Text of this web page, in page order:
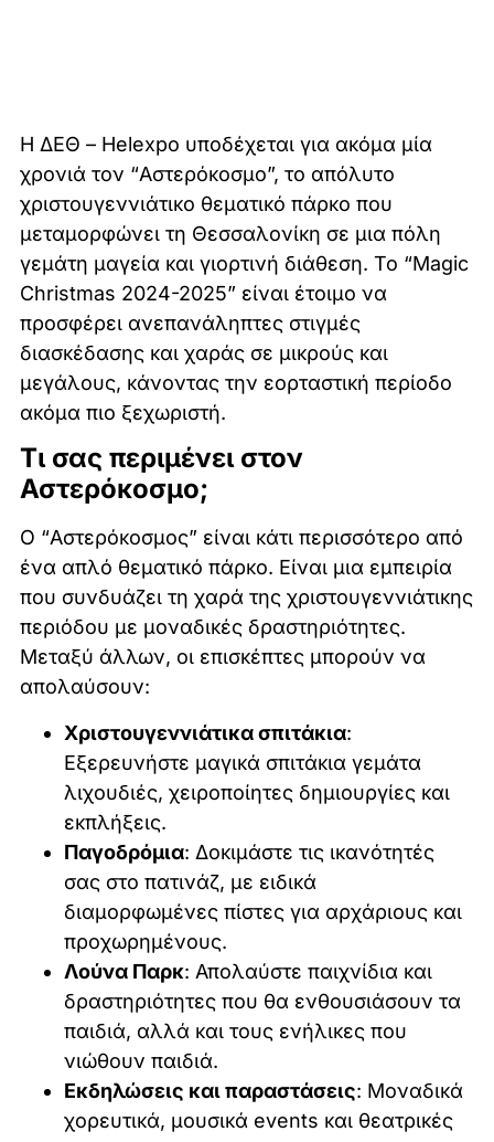
Η ΔΕΘ – Helexpo υποδέχεται για ακόμα μία
χρονιά τον “Αστερόκοσμο”, το απόλυτο
χριστουγεννιάτικο θεματικό πάρκο που
μεταμορφώνει τη Θεσσαλονίκη σε μια πόλη
γεμάτη μαγεία και γιορτινή διάθεση. Το “Magic
Christmas 2024-2025” είναι έτοιμο να
προσφέρει ανεπανάληπτες στιγμές
διασκέδασης και χαράς σε μικρούς και
μεγάλους, κάνοντας την εορταστική περίοδο
ακόμα πιο ξεχωριστή.
Τι σας περιμένει στον
Αστερόκοσμο;
Ο “Αστερόκοσμος” είναι κάτι περισσότερο από
ένα απλό θεματικό πάρκο. Είναι μια εμπειρία
που συνδυάζει τη χαρά της χριστουγεννιάτικης
περιόδου με μοναδικές δραστηριότητες.
Μεταξύ άλλων, οι επισκέπτες μπορούν να
απολαύσουν:
Χριστουγεννιάτικα σπιτάκια:
Εξερευνήστε μαγικά σπιτάκια γεμάτα
λιχουδιές, χειροποίητες δημιουργίες και
εκπλήξεις.
Παγοδρόμια: Δοκιμάστε τις ικανότητές
σας στο πατινάζ, με ειδικά
διαμορφωμένες πίστες για αρχάριους και
προχωρημένους.
Λούνα Παρκ: Απολαύστε παιχνίδια και
δραστηριότητες που θα ενθουσιάσουν τα
παιδιά, αλλά και τους ενήλικες που
νιώθουν παιδιά.
Εκδηλώσεις και παραστάσεις: Μοναδικά
χορευτικά, μουσικά events και θεατρικές